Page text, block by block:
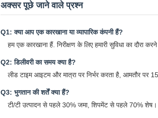
अक्सर पूछे जाने वाले प्रश्न
Q1: क्या आप एक कारखाना या व्यापारिक कंपनी हैं?
हम एक कारखाना हैं. निरीक्षण के लिए हमारी सुविधा का दौरा
Q2: डिलीवरी का समय क्या है?
लीड टाइम आइटम और मात्रा पर निर्भर करता है, आमतौर पर
Q3: भुगतान की शर्तें क्या हैं?
टी/टी उत्पादन से पहले 30% जमा, शिपमेंट से पहले 70% शेष।